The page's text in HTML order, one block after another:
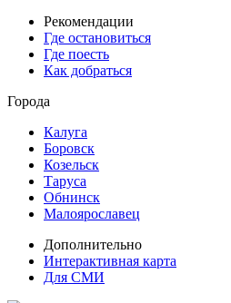
Рекомендации
Где остановиться
Где поесть
Как добраться
Города
Калуга
Боровск
Козельск
Таруса
Обнинск
Малоярославец
Дополнительно
Интерактивная карта
Для СМИ